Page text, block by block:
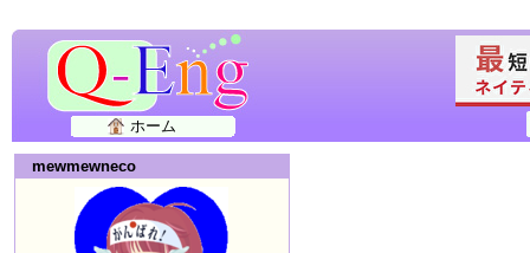
ホーム
mewmewneco